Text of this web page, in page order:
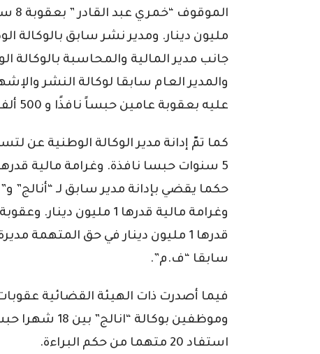
مليون دينار. ومدير نشر سابق بالوكالة
جانب مدير المالية والمحاسبة بالوكالة
والمدير العام سابقا لوكالة النشر
عليه بعقوبة عامين حبساً نافذًا و 500 ألف دينار غرامة مالية.
كما تمّ إدانة مدير الوكالة الوطنية عن
قدرها 1 مليون دينار في حق المتهمة
سابقا “ف.م”.
فيما أصدرت ذات الهيئة القضائية
استفاد 20 متهما من حكم البراءة.